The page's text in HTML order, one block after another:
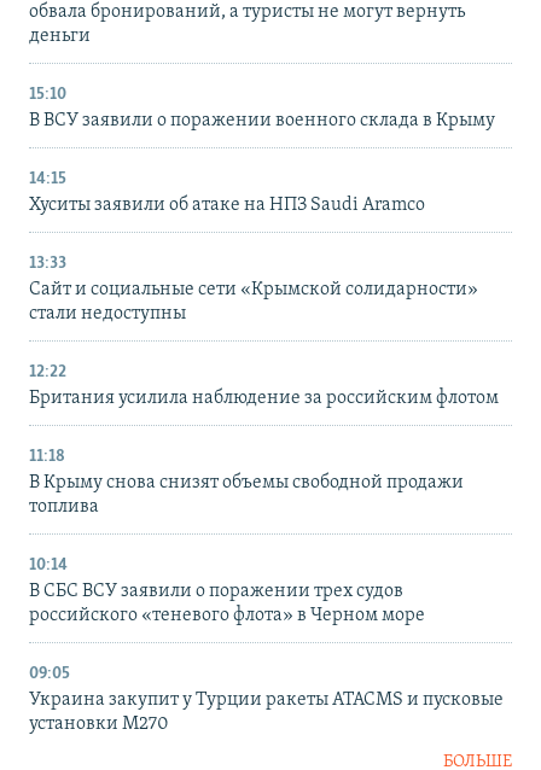
обвала бронирований, а туристы не могут вернуть
деньги
15:10
В ВСУ заявили о поражении военного склада в Крыму
14:15
Хуситы заявили об атаке на НПЗ Saudi Aramco
13:33
Сайт и социальные сети «Крымской солидарности»
стали недоступны
12:22
Британия усилила наблюдение за российским флотом
11:18
В Крыму снова снизят объемы свободной продажи
топлива
10:14
В СБС ВСУ заявили о поражении трех судов
российского «теневого флота» в Черном море
09:05
Украина закупит у Турции ракеты ATACMS и пусковые
установки M270
БОЛЬШЕ